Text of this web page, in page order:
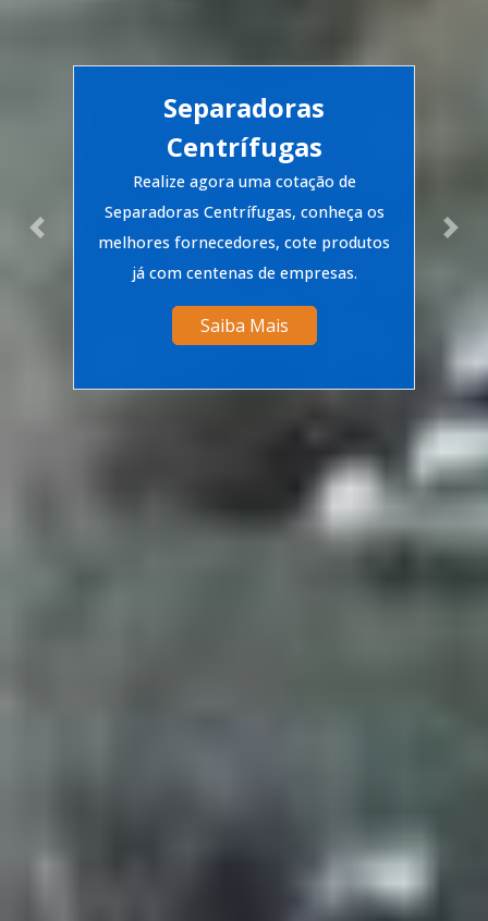
Separadoras
Centrífugas
Realize agora uma cotação de
Separadoras Centrífugas, conheça os
melhores fornecedores, cote produtos
já com centenas de empresas.
Saiba Mais
Previous Next